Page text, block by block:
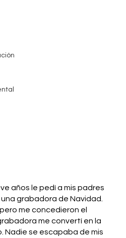
años le pedí a mis padres
grabadora de Navidad.
me concedieron el
me convertí en la
Nadie se escapaba de mis